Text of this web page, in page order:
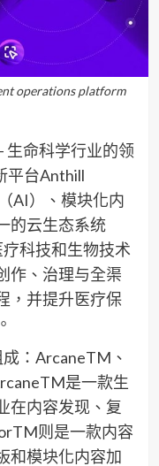
operations platform
命科学行业的领
平台Anthill
AI）、模块化内
的云生态系统
科技和生物技术
作、治理与全渠
，并提升医疗保
：ArcaneTM、
是一款生
在内容发现、复
则是一款内容
和模块化内容加